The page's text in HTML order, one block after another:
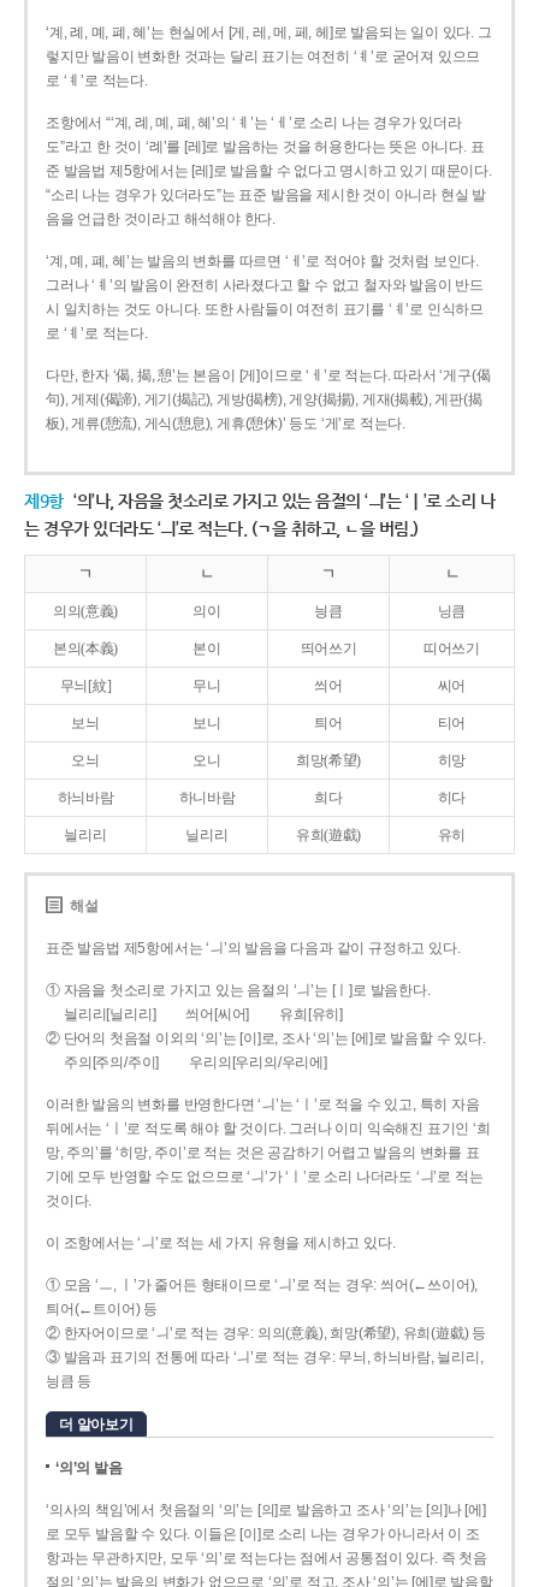
‘계, 례, 몌, 폐, 혜’는 현실에서 [게, 레, 메, 페, 헤]로 발음되는 일이 있다. 그
렇지만 발음이 변화한 것과는 달리 표기는 여전히 ‘ㅖ’로 굳어져 있으므
로 ‘ㅖ’로 적는다.
조항에서 “‘계, 례, 몌, 폐, 혜’의 ‘ㅖ’는 ‘ㅔ’로 소리 나는 경우가 있더라
도”라고 한 것이 ‘례’를 [레]로 발음하는 것을 허용한다는 뜻은 아니다. 표
준 발음법 제5항에서는 [레]로 발음할 수 없다고 명시하고 있기 때문이다.
“소리 나는 경우가 있더라도”는 표준 발음을 제시한 것이 아니라 현실 발
음을 언급한 것이라고 해석해야 한다.
‘계, 몌, 폐, 혜’는 발음의 변화를 따르면 ‘ㅔ’로 적어야 할 것처럼 보인다.
그러나 ‘ㅖ’의 발음이 완전히 사라졌다고 할 수 없고 철자와 발음이 반드
시 일치하는 것도 아니다. 또한 사람들이 여전히 표기를 ‘ㅖ’로 인식하므
로 ‘ㅖ’로 적는다.
다만, 한자 ‘偈, 揭, 憩’는 본음이 [게]이므로 ‘ㅔ’로 적는다. 따라서 ‘게구(偈
句), 게제(偈諦), 게기(揭記), 게방(揭榜), 게양(揭揚), 게재(揭載), 게판(揭
板), 게류(憩流), 게식(憩息), 게휴(憩休)’ 등도 ‘게’로 적는다.
제9항 ‘의’나, 자음을 첫소리로 가지고 있는 음절의 ‘ㅢ’는 ‘ㅣ’로 소리 나
는 경우가 있더라도 ‘ㅢ’로 적는다. (ㄱ을 취하고, ㄴ을 버림.)
ㄱ ㄴ ㄱ ㄴ
의의(意義) 의이 닁큼 닝큼
본의(本義) 본이 띄어쓰기 띠어쓰기
무늬[紋] 무니 씌어 씨어
보늬 보니 틔어 티어
오늬 오니 희망(希望) 히망
하늬바람 하니바람 희다 히다
늴리리 닐리리 유희(遊戱) 유히
해설
표준 발음법 제5항에서는 ‘ㅢ’의 발음을 다음과 같이 규정하고 있다.
① 자음을 첫소리로 가지고 있는 음절의 ‘ㅢ’는 [ㅣ]로 발음한다.
늴리리[닐리리]
씌어[씨어]
유희[유히]
② 단어의 첫음절 이외의 ‘의’는 [이]로, 조사 ‘의’는 [에]로 발음할 수 있다.
주의[주의/주이]
우리의[우리의/우리에]
이러한 발음의 변화를 반영한다면 ‘ㅢ’는 ‘ㅣ’로 적을 수 있고, 특히 자음
뒤에서는 ‘ㅣ’로 적도록 해야 할 것이다. 그러나 이미 익숙해진 표기인 ‘희
망, 주의’를 ‘히망, 주이’로 적는 것은 공감하기 어렵고 발음의 변화를 표
기에 모두 반영할 수도 없으므로 ‘ㅢ’가 ‘ㅣ’로 소리 나더라도 ‘ㅢ’로 적는
것이다.
이 조항에서는 ‘ㅢ’로 적는 세 가지 유형을 제시하고 있다.
① 모음 ‘ㅡ, ㅣ’가 줄어든 형태이므로 ‘ㅢ’로 적는 경우: 씌어(←쓰이어),
틔어(←트이어) 등
② 한자어이므로 ‘ㅢ’로 적는 경우: 의의(意義), 희망(希望), 유희(遊戱) 등
③ 발음과 표기의 전통에 따라 ‘ㅢ’로 적는 경우: 무늬, 하늬바람, 늴리리,
닁큼 등
더 알아보기
‘의’의 발음
‘의사의 책임’에서 첫음절의 ‘의’는 [의]로 발음하고 조사 ‘의’는 [의]나 [에]
로 모두 발음할 수 있다. 이들은 [이]로 소리 나는 경우가 아니라서 이 조
항과는 무관하지만, 모두 ‘의’로 적는다는 점에서 공통점이 있다. 즉 첫음
절의 ‘의’는 발음의 변화가 없으므로 ‘의’로 적고, 조사 ‘의’는 [에]로 발음할